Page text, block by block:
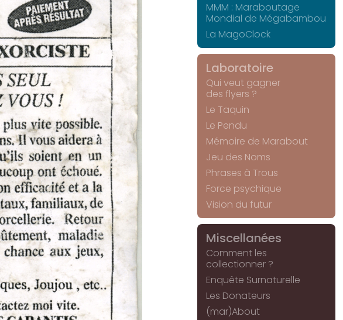
MMM : Maraboutage
Mondial de Mégabambou
La MagoClock
Laboratoire
Qui veut gagner
des flyers ?
Le Taquin
Le Pendu
Mémoire de Marabout
Jeu des Noms
Phrases à Trous
Force psychique
Vision du futur
Miscellanées
Comment les
collectionner ?
Enquête Surnaturelle
Les Donateurs
(mar)About